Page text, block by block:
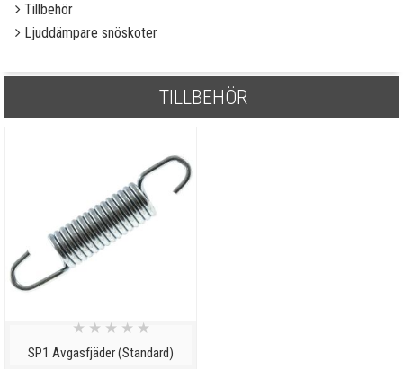
Tillbehör
Ljuddämpare snöskoter
TILLBEHÖR
SP1 Avgasfjäder (Standard)
★ ★ ★ ★ ★